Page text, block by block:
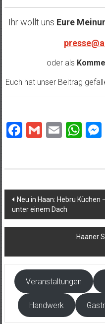
Ihr wollt uns Eure
oder als
Euch hat unser Beitrag
Facebook
GmailEmail
Neu in Haan: Hebru
unter einem Dach
Haaner
Veranstaltungen
Handwerk